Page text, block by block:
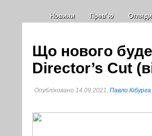
Новини Прев’ю Огляди
Що нового
Director’s Cut
Опубліковано 14.09.2021, Павло Кібурга